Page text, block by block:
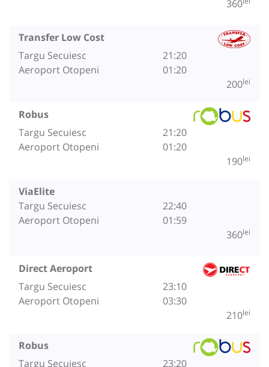
360
Transfer Low Cost
Targu Secuiesc
Aeroport Otopeni
21:20
01:20
200lei
Robus
Targu Secuiesc
Aeroport Otopeni
21:20
01:20
190lei
ViaElite
Targu Secuiesc
Aeroport Otopeni
22:40
01:59
360lei
Direct Aeroport
Targu Secuiesc
Aeroport Otopeni
23:10
03:30
210lei
Robus
Targu Secuiesc
23:20